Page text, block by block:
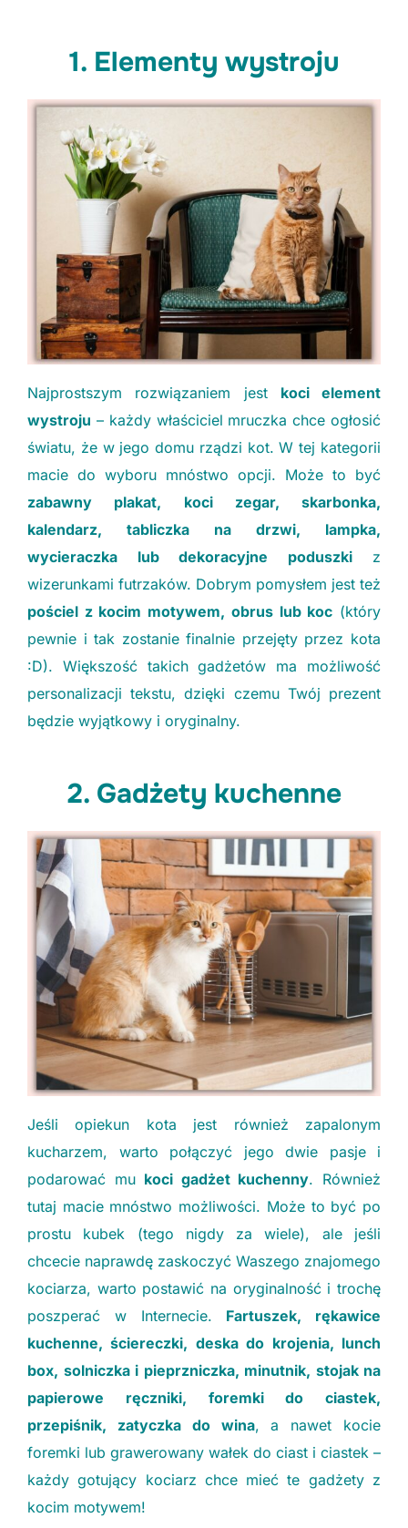
1. Elementy wystroju
Najprostszym rozwiązaniem jest koci element
wystroju – każdy właściciel mruczka chce ogłosić
światu, że w jego domu rządzi kot. W tej kategorii
macie do wyboru mnóstwo opcji. Może to być
zabawny plakat, koci zegar, skarbonka,
kalendarz, tabliczka na drzwi, lampka,
wycieraczka lub dekoracyjne poduszkiz
wizerunkami futrzaków. Dobrym pomysłem jest też
pościel z kocim motywem, obrus lub koc (który
pewnie i tak zostanie finalnie przejęty przez kota
:D). Większość takich gadżetów ma możliwość
personalizacji tekstu, dzięki czemu Twój prezent
będzie wyjątkowy i oryginalny.
2. Gadżety kuchenne
Jeśli opiekun kota jest również zapalonym
kucharzem, warto połączyć jego dwie pasje i
podarować mu koci gadżet kuchenny. Również
tutaj macie mnóstwo możliwości. Może to być po
prostu kubek (tego nigdy za wiele), ale jeśli
chcecie naprawdę zaskoczyć Waszego znajomego
kociarza, warto postawić na oryginalność i trochę
poszperać w Internecie. Fartuszek, rękawice
kuchenne, ściereczki, deska do krojenia, lunch
box, solniczka i pieprzniczka, minutnik, stojak na
papierowe ręczniki, foremki do ciastek,
przepiśnik, zatyczka do wina, a nawet kocie
foremki lub grawerowany wałek do ciast i ciastek –
każdy gotujący kociarz chce mieć te gadżety z
kocim motywem!
niektóre funkcje
znikną z witryny.
zainteresowaniami i
zachowaniem
podczas
odwiedzania naszej
witryny, zwiększasz
szansę na
otrzymanie
spersonalizowanych
treści i ofert.